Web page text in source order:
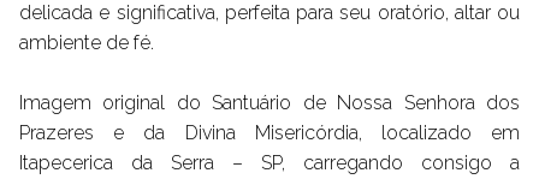
delicada e significativa, perfeita para seu oratório, altar ou
ambiente de fé.
Imagem original do Santuário de Nossa Senhora dos
Prazeres e da Divina Misericórdia, localizado em
Itapecerica da Serra – SP, carregando consigo a